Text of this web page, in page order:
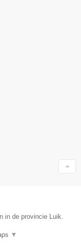
in de provincie Luik.
▼